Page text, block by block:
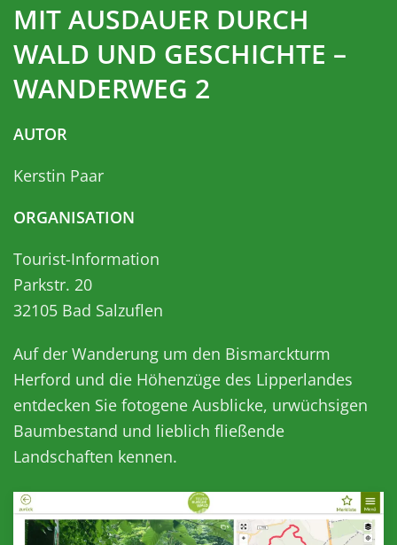
MIT AUSDAUER DURCH
WALD UND GESCHICHTE –
WANDERWEG 2
AUTOR
Kerstin Paar
ORGANISATION
Tourist-Information
Parkstr. 20
32105 Bad Salzuflen
Auf der Wanderung um den Bismarckturm
Herford und die Höhenzüge des Lipperlandes
entdecken Sie fotogene Ausblicke, urwüchsigen
Baumbestand und lieblich fließende
Landschaften kennen.